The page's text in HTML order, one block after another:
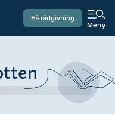
Få rådgivning
Meny